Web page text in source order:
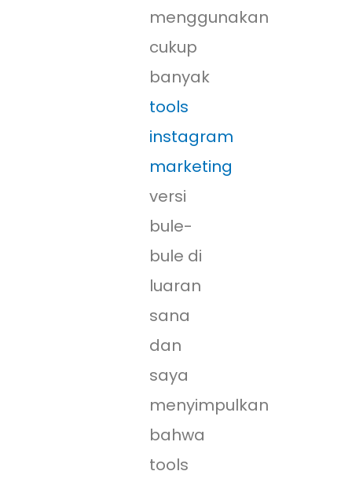
menggunakan
cukup
banyak
tools
instagram
marketing
versi
bule-
bule di
luaran
sana
dan
saya
menyimpulkan
bahwa
tools